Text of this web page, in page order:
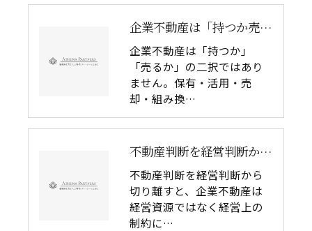
企業不動産は「持つか売るか」だけではない｜CRE戦略で考える4つの意思決定
企業不動産は「持つか」
「売るか」の二択ではあり
ません。保有・活用・売
却・組み換…
不動産判断を経営判断から切り離してはいけない理由｜企業不動産を物件単体で考えるリスク
不動産判断を経営判断から
切り離すと、企業不動産は
経営資源ではなく経営上の
制約に…